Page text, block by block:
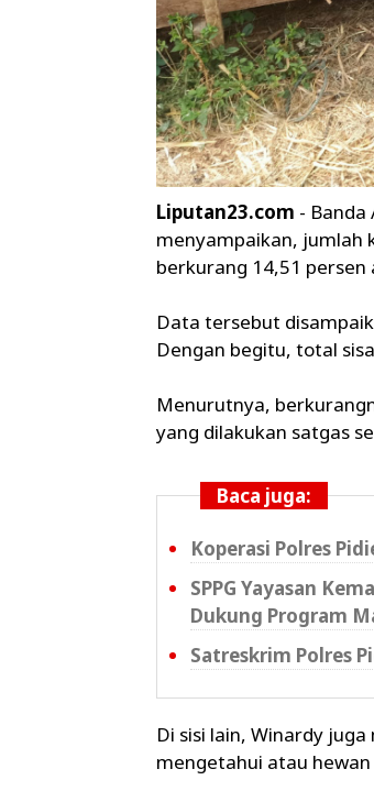
Liputan23.com - Banda
menyampaikan, jumlah
berkurang 14,51 persen
Data tersebut
Dengan begitu, total
Menurutnya,
yang dilakukan satgas
Baca juga:
Koperasi Polres
SPPG Yayasan
Dukung Program
Satreskrim Polres
Di sisi lain, Winardy
mengetahui atau